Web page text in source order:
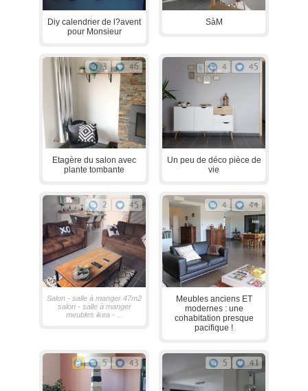
Diy calendrier de l?avent
pour Monsieur
SàM
3 46
Etagère du salon avec
plante tombante
4 45
Un peu de déco pièce de
vie
2 45
Salon - salle à manger 47m2
salon - salle à manger
meubles ikea - ...
4 44
Meubles anciens ET
modernes : une
cohabitation presque
pacifique !
5 43 5 41